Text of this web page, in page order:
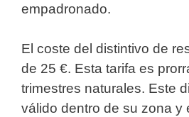
empadronado.
El coste del distintivo de
de 25 €. Esta tarifa es
trimestres naturales. Este
válido dentro de su zona y